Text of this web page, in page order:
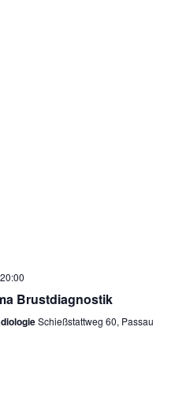
20:00
Brustdiagnostik
Schießstattweg 60, Passau